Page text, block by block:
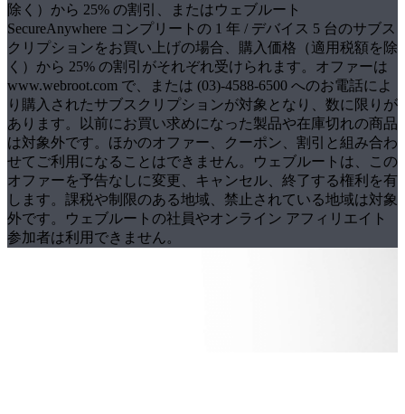
除く）から 25% の割引、またはウェブルート
SecureAnywhere コンプリートの 1 年 / デバイス 5 台のサブス
クリプションをお買い上げの場合、購入価格（適用税額を除
く）から 25% の割引がそれぞれ受けられます。オファーは
www.webroot.com で、または (03)-4588-6500 へのお電話によ
り購入されたサブスクリプションが対象となり、数に限りが
あります。以前にお買い求めになった製品や在庫切れの商品
は対象外です。ほかのオファー、クーポン、割引と組み合わ
せてご利用になることはできません。ウェブルートは、この
オファーを予告なしに変更、キャンセル、終了する権利を有
します。課税や制限のある地域、禁止されている地域は対象
外です。ウェブルートの社員やオンライン アフィリエイト
参加者は利用できません。